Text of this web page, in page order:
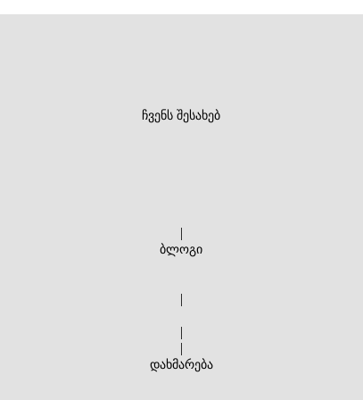
ჩვენს შესახებ
|
ბლოგი
|
|
|
დახმარება